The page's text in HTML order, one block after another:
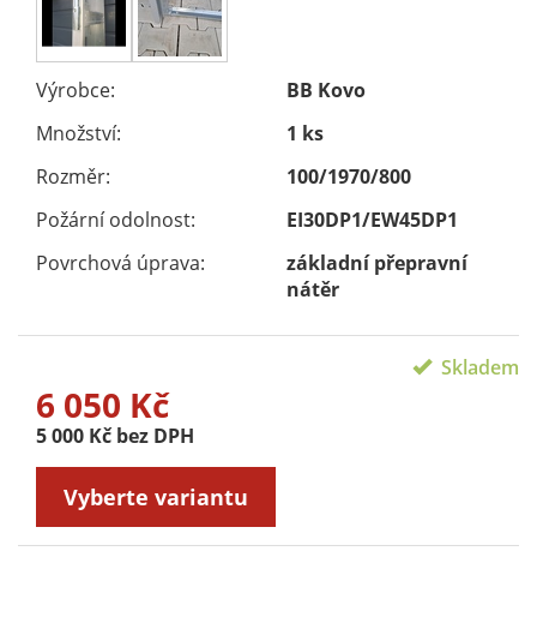
Výrobce:
BB Kovo
Množství:
1 ks
Rozměr:
100/1970/800
Požární odolnost:
EI30DP1/EW45DP1
Povrchová úprava:
základní přepravní
nátěr
Skladem
6 050 Kč
5 000 Kč bez DPH
Vyberte variantu